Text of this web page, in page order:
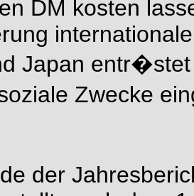
DM kosten
Japan
Zwecke
der